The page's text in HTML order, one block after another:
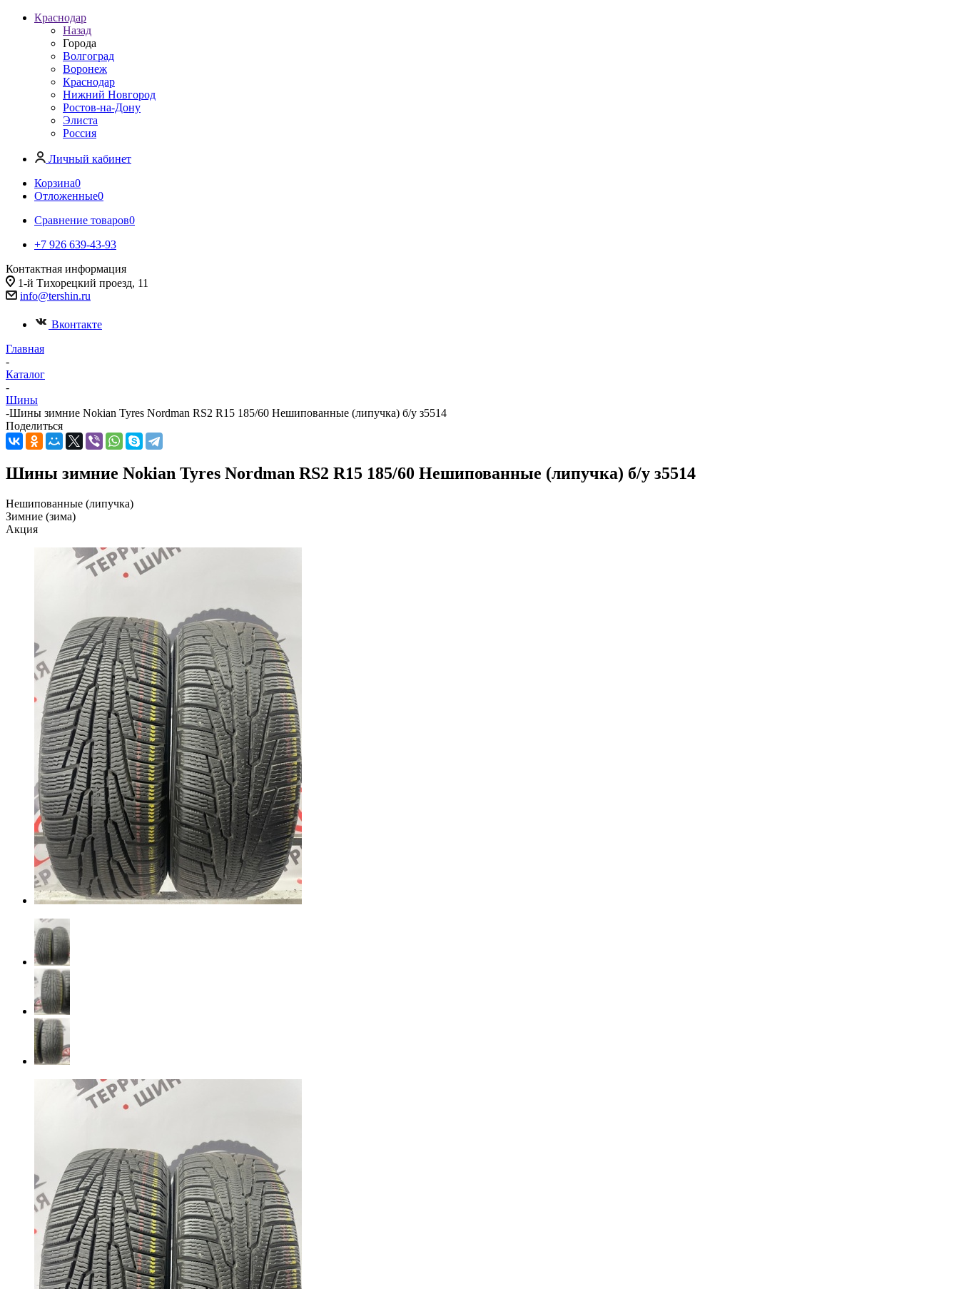
Краснодар
Назад
Города
Волгоград
Воронеж
Краснодар
Нижний Новгород
Ростов-на-Дону
Элиста
Россия
Личный кабинет
Корзина0
Отложенные0
Сравнение товаров0
+7 926 639-43-93
Контактная информация
1-й Тихорецкий проезд, 11
info@tershin.ru
Вконтакте
Главная
-
Каталог
-
Шины
-Шины зимние Nokian Tyres Nordman RS2 R15 185/60 Нешипованные (липучка) б/у з5514
Поделиться
Шины зимние Nokian Tyres Nordman RS2 R15 185/60 Нешипованные (липучка) б/у з5514
Нешипованные (липучка)
Зимние (зима)
Акция